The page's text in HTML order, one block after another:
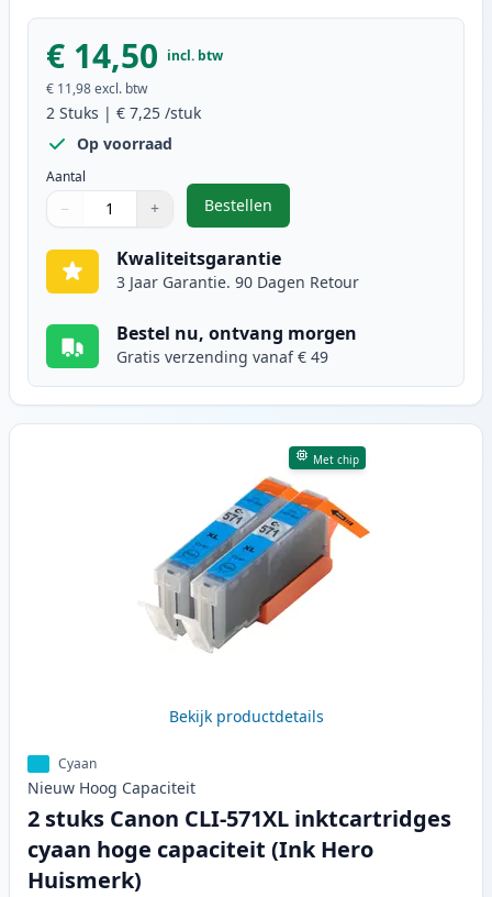
€ 14,50 incl. btw
€ 11,98excl. btw
2 Stuks | € 7,25 /stuk
Op voorraad
Aantal
Gebruik de knoppen om aan te passen
− +
1
Bestellen
,2 stuks Canon CLI-571XL
Kwaliteitsgarantie
3 Jaar Garantie. 90 Dagen Retour
Bestel nu, ontvang morgen
Gratis verzending vanaf € 49
Met chip
Bekijk productdetails
Cyaan
Nieuw Hoog Capaciteit
2 stuks Canon CLI-571XL inktcartridges
cyaan hoge capaciteit (Ink Hero
Huismerk)